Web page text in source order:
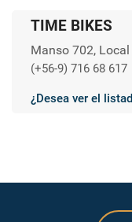
TIME BIKES
Manso 702, Local
(+56-9) 716 68 617
¿Desea ver el